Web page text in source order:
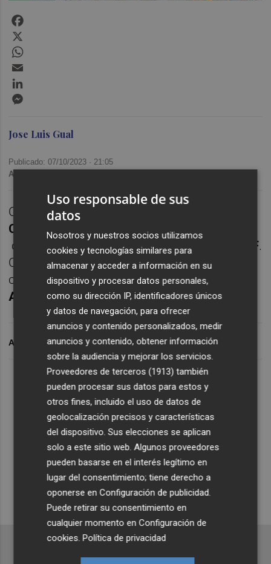
Lo Más Escuchado
Suscríbete al canal de
Whatsapp
Siempre al día de las últimas noticias
¡Quiero suscribirme!
Jose Luis Gual
Publicado: 07/10/2023 · 21:05
Actualizado: 07/10/2023 · 21:16
CASTELLÓ. Transmisión íntegra del partido:
CD Castellón
Real Madrid Castilla
correspondiente a la 7ª jornada de la
1 RFEF.
Con la narración deJosé Luis Gualy los
comentarios deManu Irún,Luis Pastor
Alejandro Moll.
ARCHIVADO EN
Uso responsable de sus
datos
Nosotros y nuestros socios utilizamos
cookies y tecnologías similares para
almacenar y acceder a información en su
dispositivo y procesar datos personales,
como su dirección IP, identificadores únicos
y datos de navegación, para ofrecer
anuncios y contenido personalizados, medir
anuncios y contenido, obtener información
sobre la audiencia y mejorar los servicios.
Proveedores de terceros (1913) también
pueden procesar sus datos para estos y
otros fines, incluido el uso de datos de
geolocalización precisos y características
del dispositivo. Sus elecciones se aplican
solo a este sitio web. Algunos proveedores
pueden basarse en el interés legítimo en
lugar del consentimiento; tiene derecho a
oponerse enConfiguración de publicidad.
Puede retirar su consentimiento en
cualquier momento enConfiguración de
cookies.Política de privacidad